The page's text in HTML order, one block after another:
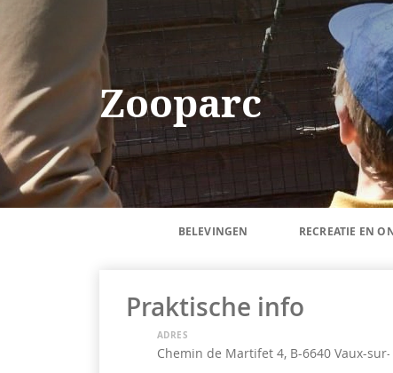
Zooparc
BELEVINGEN RECREATIE EN
Praktische info
ADRES
Chemin de Martifet 4, B-6640 Vaux-sur-